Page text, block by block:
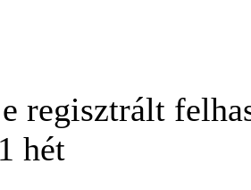
regisztrált
hét